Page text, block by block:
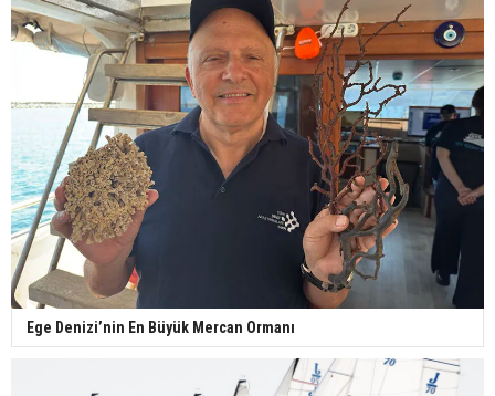
Ege Denizi’nin En Büyük Mercan Ormanı